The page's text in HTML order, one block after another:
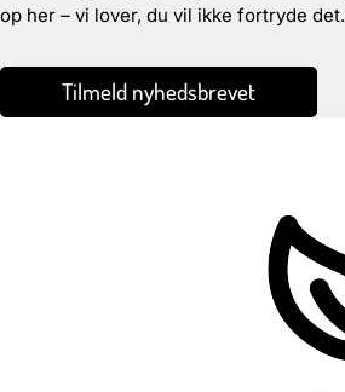
op her – vi lover, du vil ikke fortryde det.
Tilmeld nyhedsbrevet